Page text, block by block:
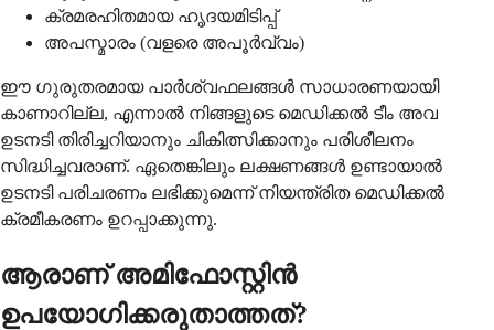
ക്രമരഹിതമായ ഹൃദയമിടിപ്പ്
അപസ്മാരം (വളരെ അപൂർവ്വം)
ഈ ഗുരുതരമായ പാർശ്വഫലങ്ങൾ സാധാരണയായി
കാണാറില്ല, എന്നാൽ നിങ്ങളുടെ മെഡിക്കൽ ടീം അവ
ഉടനടി തിരിച്ചറിയാനും ചികിത്സിക്കാനും പരിശീലനം
സിദ്ധിച്ചവരാണ്. ഏതെങ്കിലും ലക്ഷണങ്ങൾ ഉണ്ടായാൽ
ഉടനടി പരിചരണം ലഭിക്കുമെന്ന് നിയന്ത്രിത മെഡിക്കൽ
ക്രമീകരണം ഉറപ്പാക്കുന്നു.
ആരാണ് അമിഫോസ്റ്റിൻ
ഉപയോഗിക്കരുതാത്തത്?